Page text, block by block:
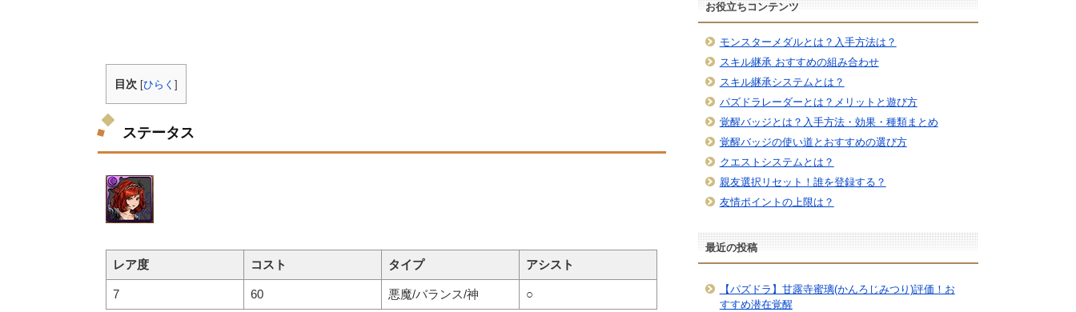
目次 [ひらく ]
ステータス
レア度 コスト タイプ アシスト
7 60 悪魔/バランス/神 ○
お役立ちコンテンツ
モンスターメダルとは？入手方法は？
スキル継承 おすすめの組み合わせ
スキル継承システムとは？
パズドラレーダーとは？メリットと遊び方
覚醒バッジとは？入手方法・効果・種類まとめ
覚醒バッジの使い道とおすすめの選び方
クエストシステムとは？
親友選択リセット！誰を登録する？
友情ポイントの上限は？
最近の投稿
【パズドラ】甘露寺蜜璃(かんろじみつり)評価！お
すすめ潜在覚醒